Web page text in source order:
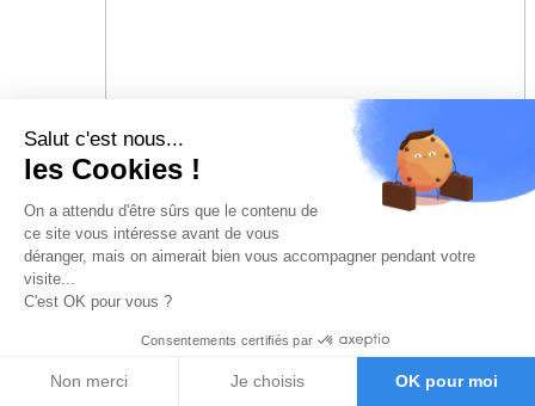
Salut c'est nous...
les Cookies !
On a attendu d'être sûrs que le contenu de
ce site vous intéresse avant de vous
déranger, mais on aimerait bien vous accompagner pendant votre
visite...
C'est OK pour vous ?
Consentements certifiés par
Non merci Je choisis OK pour moi